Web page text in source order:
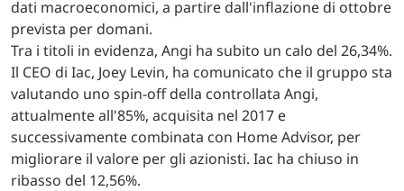
dati macroeconomici, a partire dall'inflazione di ottobre
prevista per domani.
Tra i titoli in evidenza, Angi ha subito un calo del 26,34%.
Il CEO di Iac, Joey Levin, ha comunicato che il gruppo sta
valutando uno spin-off della controllata Angi,
attualmente all'85%, acquisita nel 2017 e
successivamente combinata con Home Advisor, per
migliorare il valore per gli azionisti. Iac ha chiuso in
ribasso del 12,56%.